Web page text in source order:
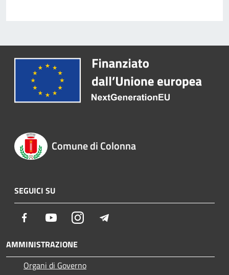
Comune di Colonna
SEGUICI SU
Facebook YoutubeInstagram
AMMINISTRAZIONE
Organi di Governo